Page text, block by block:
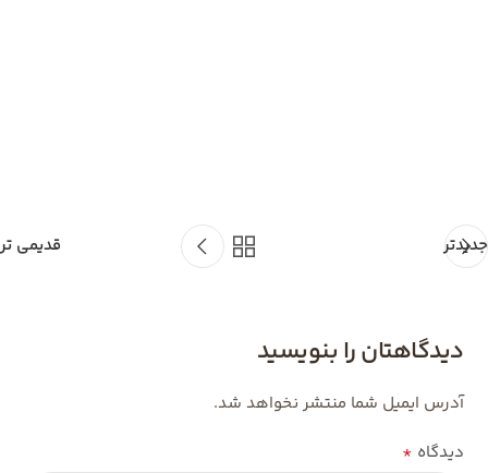
جدیدتر قدیمی تر
دیدگاهتان را بنویسید
آدرس ایمیل شما منتشر نخواهد شد.
دیدگاه *